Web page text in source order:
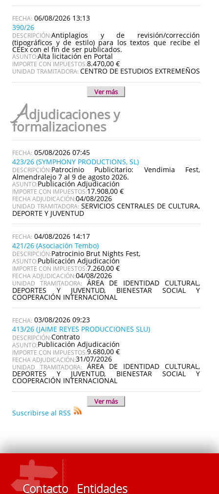
06/08/2026 13:13
390/26
DESCRIPCIÓN:Antiplagios y de revisión/corrección
(tipográficos y de estilo) para los textos que recibe el
CEEx con el fin de ser publicados.
ASUNTO:Alta licitación en Portal
IMPORTE CON IMPUESTOS:8.470,00 €
UNIDAD TRAMITADORA: CENTRO DE ESTUDIOS EXTREMEÑOS
Ver más
Adjudicaciones y
formalizaciones
05/08/2026 07:45
423/26 (SYMPHONY PRODUCTIONS, SL)
DESCRIPCIÓN:Patrocinio Publicitario: Vendimia Fest,
Almendralejo 7 al 9 de agosto 2026.
ASUNTO:Publicación Adjudicación
IMPORTE CON IMPUESTOS:17.908,00 €
FECHA ADJUDICACIÓN:04/08/2026
UNIDAD TRAMITADORA: SERVICIOS CENTRALES DE CULTURA,
DEPORTE Y JUVENTUD
04/08/2026 14:17
421/26 (Asociación Tembo)
DESCRIPCIÓN:Patrocinio Brut Nights Fest,
ASUNTO:Publicación Adjudicación
IMPORTE CON IMPUESTOS:7.260,00 €
FECHA ADJUDICACIÓN:04/08/2026
UNIDAD TRAMITADORA: ÁREA DE IDENTIDAD CULTURAL,
DEPORTES Y JUVENTUD, BIENESTAR SOCIAL Y
COOPERACIÓN INTERNACIONAL
03/08/2026 09:23
413/26 (JAIME REYES PRODUCCIONES SLU)
DESCRIPCIÓN:Contrato
ASUNTO:Publicación Adjudicación
IMPORTE CON IMPUESTOS:9.680,00 €
FECHA ADJUDICACIÓN:31/07/2026
UNIDAD TRAMITADORA: ÁREA DE IDENTIDAD CULTURAL,
DEPORTES Y JUVENTUD, BIENESTAR SOCIAL Y
COOPERACIÓN INTERNACIONAL
Ver más
Suscribirse al RSS
Contacto Entidades